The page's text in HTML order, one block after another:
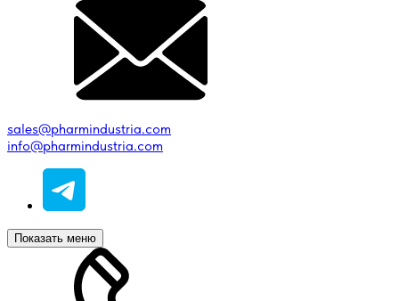
sales@pharmindustria.com
info@pharmindustria.com
Показать меню